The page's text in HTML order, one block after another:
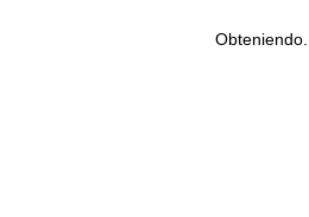
Obteniendo...